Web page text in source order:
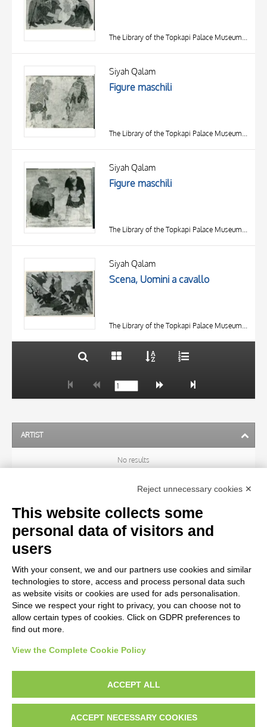
The Library of the Topkapi Palace Museum, Istanbul
Siyah Qalam
Figure maschili
The Library of the Topkapi Palace Museum, Istanbul
Siyah Qalam
Figure maschili
The Library of the Topkapi Palace Museum, Istanbul
Siyah Qalam
Scena, Uomini a cavallo
The Library of the Topkapi Palace Museum, Istanbul
TITLE
OBJECT
20 RESULTS
ARTIST
No results
OBJECT
LOCATION
CENTURY
diritto d’autore, legge 22 aprile 1941 n. 633. I diritti degli autori, degli artisti e
dei fotografi che hanno realizzato le opere e le immagini, degli enti e delle
istituzioni che ne sono proprietari, sono riservati. Si vieta quindi la
Reject unnecessary cookies ✕
This website collects some
personal data of visitors and
users
With your consent, we and our partners use cookies and similar
technologies to store, access and process personal data such
as website visits or cookies are used for ads personalisation.
Since we respect your right to privacy, you can choose not to
allow certain types of cookies. Click on GDPR preferences to
find out more.
View the Complete Cookie Policy
ACCEPT ALL
ACCEPT NECESSARY COOKIES